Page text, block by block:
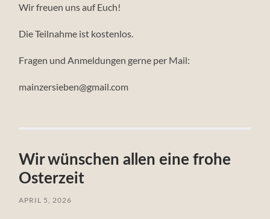
Wir freuen uns auf Euch!
Die Teilnahme ist kostenlos.
Fragen und Anmeldungen gerne per Mail:
mainzersieben@gmail.com
Wir wünschen allen eine frohe
Osterzeit
APRIL 5, 2026